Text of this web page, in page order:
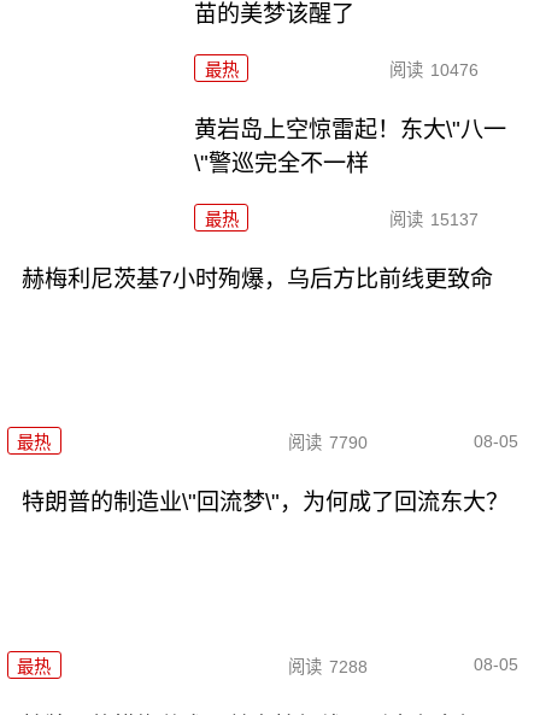
苗的美梦该醒了
最热 阅读 10476
黄岩岛上空惊雷起！东大\"八一
\"警巡完全不一样
最热 阅读 15137
赫梅利尼茨基7小时殉爆，乌后方比前线更致命
最热 阅读 7790 08-05
特朗普的制造业\"回流梦\"，为何成了回流东大？
最热 阅读 7288 08-05